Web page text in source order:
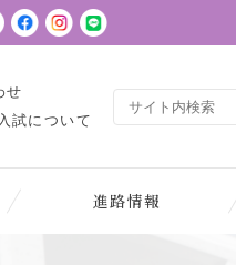
せ
試について
進路情報